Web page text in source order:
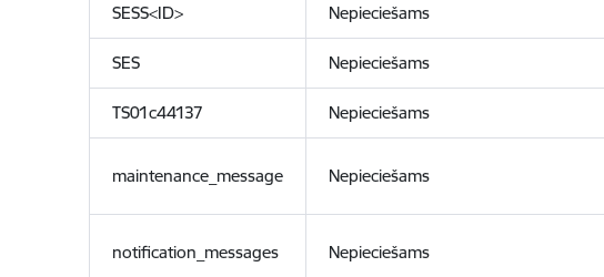
SESS<ID> Nepieciešams
SES Nepieciešams
TS01c44137 Nepieciešams
maintenance_message Nepieciešams
notification_messages Nepieciešams